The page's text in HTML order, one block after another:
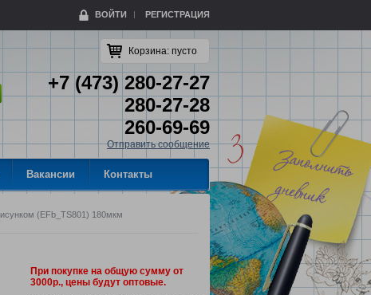
ВОЙТИ РЕГИСТРАЦИЯ
Корзина: пусто
+7 (473) 280-27-27
280-27-28
260-69-69
Отправить сообщение
Вакансии Контакты
(EFb_TS801) 180мкм
При покупке на общую сумму от
3000р., цены будут оптовые.